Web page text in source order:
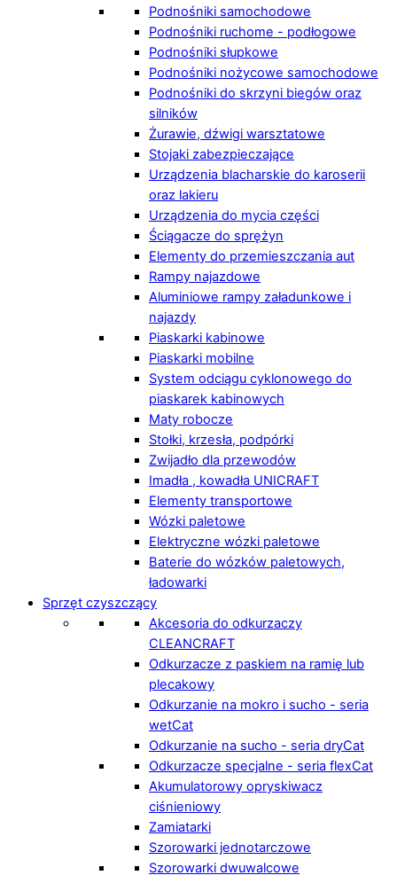
Podnośniki samochodowe
Podnośniki ruchome - podłogowe
Podnośniki słupkowe
Podnośniki nożycowe samochodowe
Podnośniki do skrzyni biegów oraz
silników
Żurawie, dźwigi warsztatowe
Stojaki zabezpieczające
Urządzenia blacharskie do karoserii
oraz lakieru
Urządzenia do mycia części
Ściągacze do sprężyn
Elementy do przemieszczania aut
Rampy najazdowe
Aluminiowe rampy załadunkowe i
najazdy
Piaskarki kabinowe
Piaskarki mobilne
System odciągu cyklonowego do
piaskarek kabinowych
Maty robocze
Stołki, krzesła, podpórki
Zwijadło dla przewodów
Imadła , kowadła UNICRAFT
Elementy transportowe
Wózki paletowe
Elektryczne wózki paletowe
Baterie do wózków paletowych,
ładowarki
Sprzęt czyszczący
Akcesoria do odkurzaczy
CLEANCRAFT
Odkurzacze z paskiem na ramię lub
plecakowy
Odkurzanie na mokro i sucho - seria
wetCat
Odkurzanie na sucho - seria dryCat
Odkurzacze specjalne - seria flexCat
Akumulatorowy opryskiwacz
ciśnieniowy
Zamiatarki
Szorowarki jednotarczowe
Szorowarki dwuwalcowe